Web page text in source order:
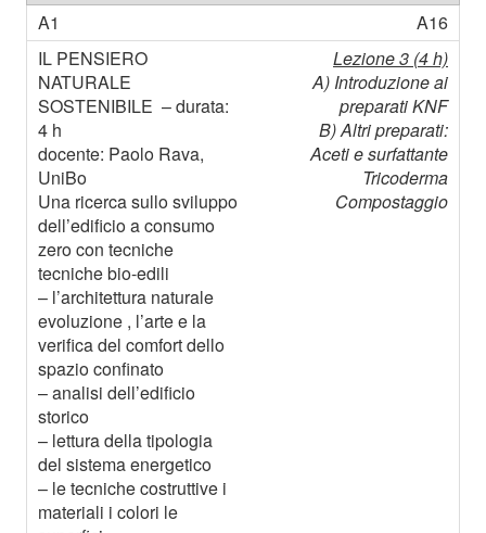
A16
Lezione 3 (4 h)
A) Introduzione ai
preparati KNF
B) Altri preparati:
Aceti e surfattante
Tricoderma
Compostaggio